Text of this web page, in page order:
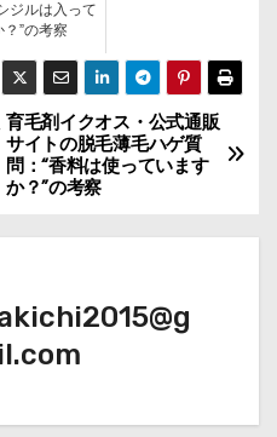
ジルは入って
”の考察
育毛剤イクオス・公式通販
サイトの脱毛薄毛ハゲ質
問：“香料は使っています
か？”の考察